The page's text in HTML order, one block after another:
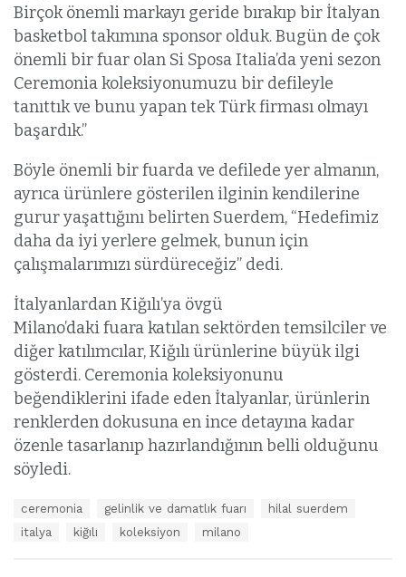
Birçok önemli markayı geride bırakıp bir İtalyan
basketbol takımına sponsor olduk. Bugün de çok
önemli bir fuar olan Si Sposa Italia’da yeni sezon
Ceremonia koleksiyonumuzu bir defileyle
tanıttık ve bunu yapan tek Türk firması olmayı
başardık.”
Böyle önemli bir fuarda ve defilede yer almanın,
ayrıca ürünlere gösterilen ilginin kendilerine
gurur yaşattığını belirten Suerdem, “Hedefimiz
daha da iyi yerlere gelmek, bunun için
çalışmalarımızı sürdüreceğiz” dedi.
İtalyanlardan Kiğılı’ya övgü
Milano’daki fuara katılan sektörden temsilciler ve
diğer katılımcılar, Kiğılı ürünlerine büyük ilgi
gösterdi. Ceremonia koleksiyonunu
beğendiklerini ifade eden İtalyanlar, ürünlerin
renklerden dokusuna en ince detayına kadar
özenle tasarlanıp hazırlandığının belli olduğunu
söyledi.
ceremonia gelinlik ve damatlık fuarı
hilal suerdem
italya
kiğılı koleksiyon milano